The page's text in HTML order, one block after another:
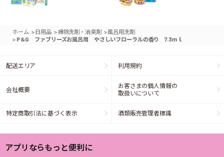
ホーム > 日用品 >掃除洗剤・消臭剤 >風呂用洗剤
> P＆G ファブリーズお風呂用 やさしいフローラルの香り 7.3ｍｌ
配送エリア 利用規約
会社概要
お客さまの個人情報の
取扱いについて
特定商取引法に基づく表示 酒類販売管理者標識
アプリならもっと便利に